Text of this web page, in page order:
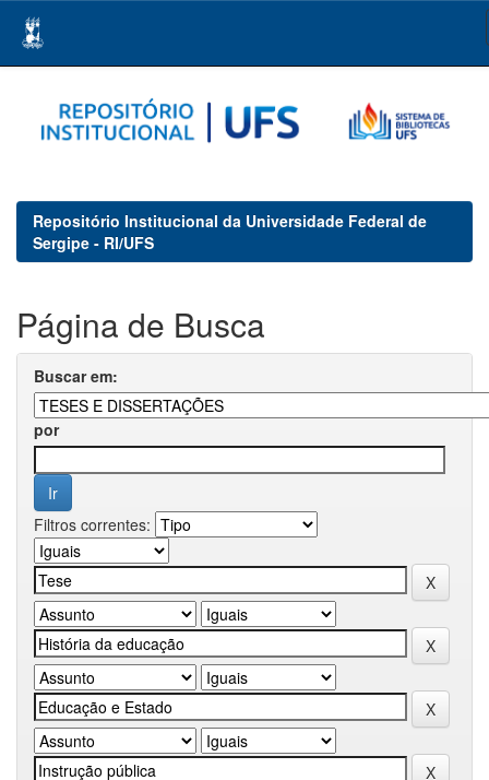
navigation
Repositório Institucional da Universidade Federal de
Sergipe - RI/UFS
Página de Busca
Buscar em:
por
Filtros correntes: